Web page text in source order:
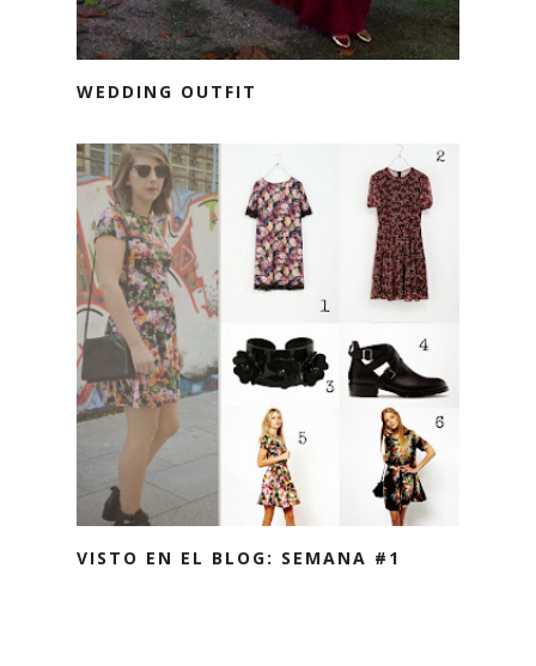
WEDDING OUTFIT
VISTO EN EL BLOG: SEMANA #1